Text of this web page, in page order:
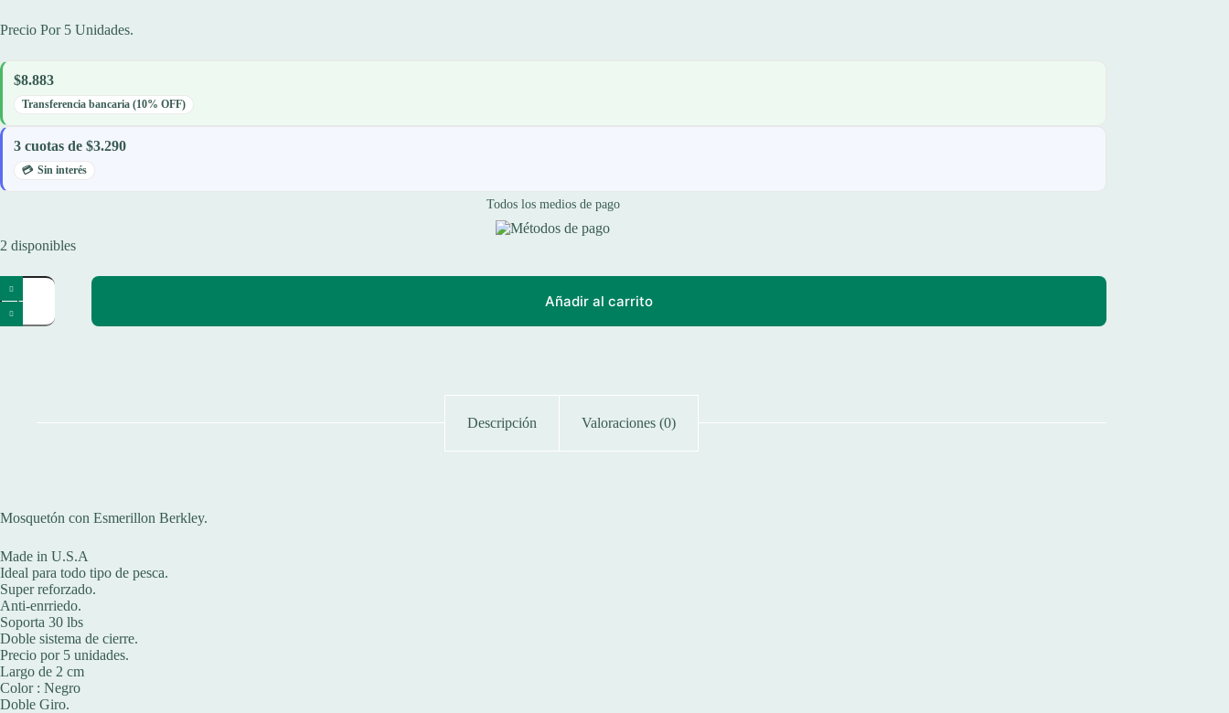
Precio Por 5 Unidades.
$8.883
Transferencia bancaria (10% OFF)
3 cuotas de $3.290
Sin interés
Todos los medios de pago
2 disponibles
Micro
Mosqueton
Con
Esmerillon
Añadir al carrito
Descripción Valoraciones (0)
Mosquetón con Esmerillon Berkley.
Made in U.S.A
Ideal para todo tipo de pesca.
Super reforzado.
Anti-enrriedo.
Soporta 30 lbs
Doble sistema de cierre.
Precio por 5 unidades.
Largo de 2 cm
Color : Negro
Doble Giro.